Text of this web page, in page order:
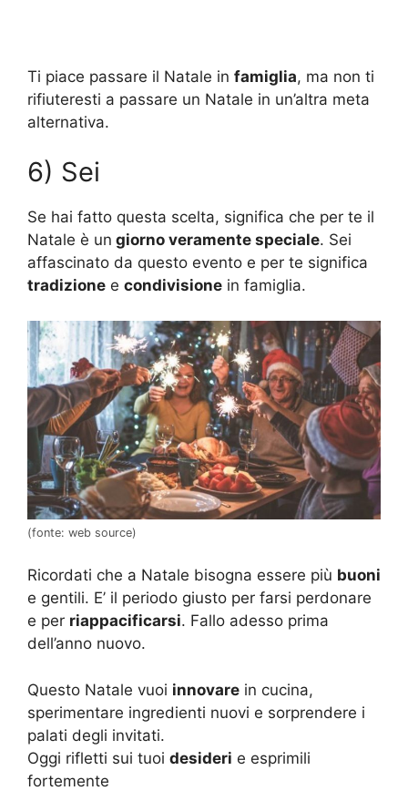
Ti piace passare il Natale in famiglia, ma non ti
rifiuteresti a passare un Natale in un’altra meta
alternativa.
6) Sei
Se hai fatto questa scelta, significa che per te il
Natale è un giorno veramente speciale. Sei
affascinato da questo evento e per te significa
tradizione e condivisione in famiglia.
(fonte: web source)
Ricordati che a Natale bisogna essere più buoni
e gentili. E’ il periodo giusto per farsi perdonare
e per riappacificarsi. Fallo adesso prima
dell’anno nuovo.
Questo Natale vuoi innovare in cucina,
sperimentare ingredienti nuovi e sorprendere i
palati degli invitati.
Oggi rifletti sui tuoi desideri e esprimili
fortemente